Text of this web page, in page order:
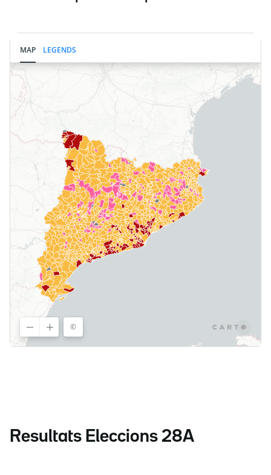
Resultats Eleccions 28A